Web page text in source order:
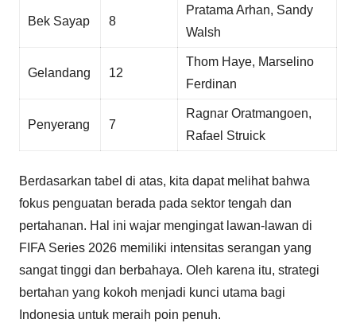
Bek Sayap 8
Pratama Arhan, Sandy
Walsh
Gelandang 12
Thom Haye, Marselino
Ferdinan
Penyerang 7
Ragnar Oratmangoen,
Rafael Struick
Berdasarkan tabel di atas, kita dapat melihat bahwa
fokus penguatan berada pada sektor tengah dan
pertahanan. Hal ini wajar mengingat lawan-lawan di
FIFA Series 2026 memiliki intensitas serangan yang
sangat tinggi dan berbahaya. Oleh karena itu, strategi
bertahan yang kokoh menjadi kunci utama bagi
Indonesia untuk meraih poin penuh.